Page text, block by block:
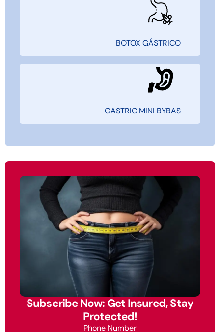
BOTOX GÁSTRICO
GASTRIC MINI BYBAS
Subscribe Now: Get Insured, Stay
Protected!
Phone Number